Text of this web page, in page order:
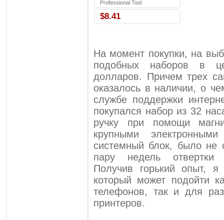
Professional Tool
$8.41
На момент покупки, на
подобных наборов в
долларов. Причем трех
оказалось в наличии, о
службе поддержки
покупался набор из 32
ручку при помощи
крупными
системный блок, было не
пару недель отвертки
Получив горький опыт, я
который может подойти
телефонов, так и для
принтеров.